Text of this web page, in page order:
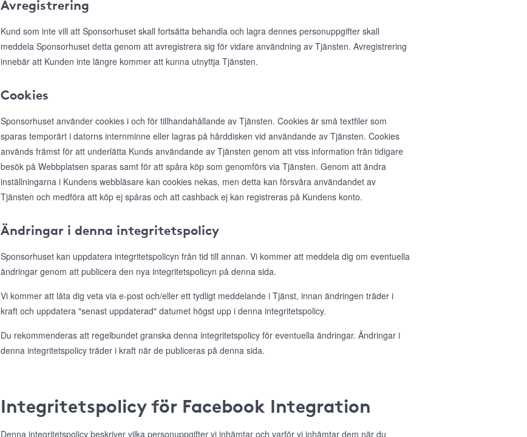
Avregistrering
Kund som inte vill att Sponsorhuset skall fortsätta behandla och lagra dennes personuppgifter skall
meddela Sponsorhuset detta genom att avregistrera sig för vidare användning av Tjänsten. Avregistrering
innebär att Kunden inte längre kommer att kunna utnyttja Tjänsten.
Cookies
Sponsorhuset använder cookies i och för tillhandahållande av Tjänsten. Cookies är små textfiler som
sparas temporärt i datorns internminne eller lagras på hårddisken vid användande av Tjänsten. Cookies
används främst för att underlätta Kunds användande av Tjänsten genom att viss information från tidigare
besök på Webbplatsen sparas samt för att spåra köp som genomförs via Tjänsten. Genom att ändra
inställningarna i Kundens webbläsare kan cookies nekas, men detta kan försvåra användandet av
Tjänsten och medföra att köp ej spåras och att cashback ej kan registreras på Kundens konto.
Ändringar i denna integritetspolicy
Sponsorhuset kan uppdatera integritetspolicyn från tid till annan. Vi kommer att meddela dig om eventuella
ändringar genom att publicera den nya integritetspolicyn på denna sida.
Vi kommer att låta dig veta via e-post och/eller ett tydligt meddelande i Tjänst, innan ändringen träder i
kraft och uppdatera "senast uppdaterad" datumet högst upp i denna integritetspolicy.
Du rekommenderas att regelbundet granska denna integritetspolicy för eventuella ändringar. Ändringar i
denna integritetspolicy träder i kraft när de publiceras på denna sida.
Integritetspolicy för Facebook Integration
Denna integritetspolicy beskriver vilka personuppgifter vi inhämtar och varför vi inhämtar dem när du